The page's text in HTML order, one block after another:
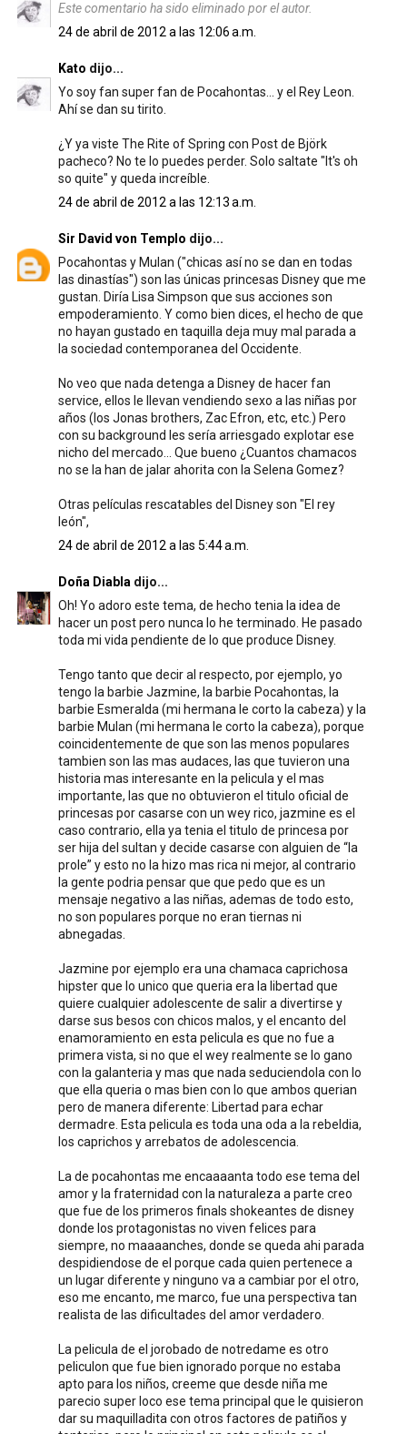
Este comentario ha sido eliminado por el autor.
24 de abril de 2012 a las 12:06 a.m.
Kato dijo...
Yo soy fan super fan de Pocahontas... y el Rey Leon.
Ahí se dan su tirito.
¿Y ya viste The Rite of Spring con Post de Björk
pacheco? No te lo puedes perder. Solo saltate "It's oh
so quite" y queda increíble.
24 de abril de 2012 a las 12:13 a.m.
Sir David von Templo dijo...
Pocahontas y Mulan ("chicas así no se dan en todas
las dinastías") son las únicas princesas Disney que me
gustan. Diría Lisa Simpson que sus acciones son
empoderamiento. Y como bien dices, el hecho de que
no hayan gustado en taquilla deja muy mal parada a
la sociedad contemporanea del Occidente.
No veo que nada detenga a Disney de hacer fan
service, ellos le llevan vendiendo sexo a las niñas por
años (los Jonas brothers, Zac Efron, etc, etc.) Pero
con su background les sería arriesgado explotar ese
nicho del mercado... Que bueno ¿Cuantos chamacos
no se la han de jalar ahorita con la Selena Gomez?
Otras películas rescatables del Disney son "El rey
león",
24 de abril de 2012 a las 5:44 a.m.
Doña Diabla dijo...
Oh! Yo adoro este tema, de hecho tenia la idea de
hacer un post pero nunca lo he terminado. He pasado
toda mi vida pendiente de lo que produce Disney.
Tengo tanto que decir al respecto, por ejemplo, yo
tengo la barbie Jazmine, la barbie Pocahontas, la
barbie Esmeralda (mi hermana le corto la cabeza) y la
barbie Mulan (mi hermana le corto la cabeza), porque
coincidentemente de que son las menos populares
tambien son las mas audaces, las que tuvieron una
historia mas interesante en la pelicula y el mas
importante, las que no obtuvieron el titulo oficial de
princesas por casarse con un wey rico, jazmine es el
caso contrario, ella ya tenia el titulo de princesa por
ser hija del sultan y decide casarse con alguien de “la
prole” y esto no la hizo mas rica ni mejor, al contrario
la gente podria pensar que que pedo que es un
mensaje negativo a las niñas, ademas de todo esto,
no son populares porque no eran tiernas ni
abnegadas.
Jazmine por ejemplo era una chamaca caprichosa
hipster que lo unico que queria era la libertad que
quiere cualquier adolescente de salir a divertirse y
darse sus besos con chicos malos, y el encanto del
enamoramiento en esta pelicula es que no fue a
primera vista, si no que el wey realmente se lo gano
con la galanteria y mas que nada seduciendola con lo
que ella queria o mas bien con lo que ambos querian
pero de manera diferente: Libertad para echar
dermadre. Esta pelicula es toda una oda a la rebeldia,
los caprichos y arrebatos de adolescencia.
La de pocahontas me encaaaanta todo ese tema del
amor y la fraternidad con la naturaleza a parte creo
que fue de los primeros finals shokeantes de disney
donde los protagonistas no viven felices para
siempre, no maaaanches, donde se queda ahi parada
despidiendose de el porque cada quien pertenece a
un lugar diferente y ninguno va a cambiar por el otro,
eso me encanto, me marco, fue una perspectiva tan
realista de las dificultades del amor verdadero.
La pelicula de el jorobado de notredame es otro
peliculon que fue bien ignorado porque no estaba
apto para los niños, creeme que desde niña me
parecio super loco ese tema principal que le quisieron
dar su maquilladita con otros factores de patiños y